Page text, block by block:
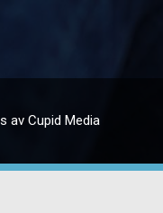
av Cupid Media